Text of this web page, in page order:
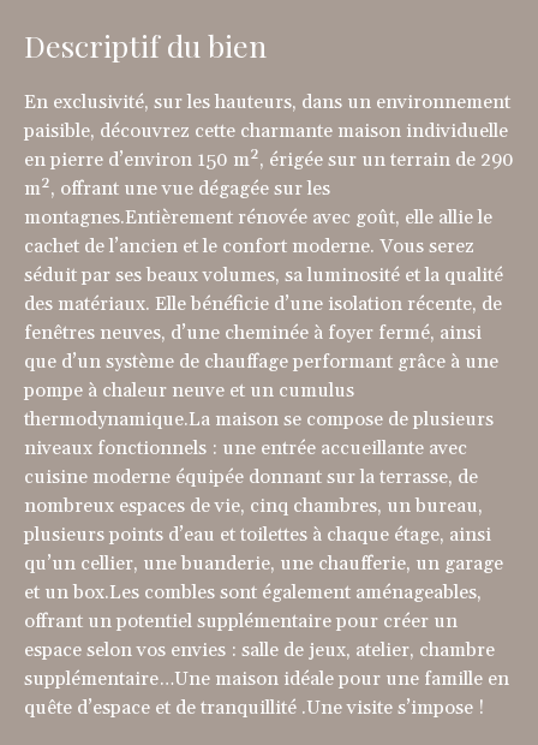
Descriptif du bien
En exclusivité, sur les hauteurs, dans un environnement
paisible, découvrez cette charmante maison individuelle
en pierre d’environ 150 m², érigée sur un terrain de 290
m², offrant une vue dégagée sur les
montagnes.Entièrement rénovée avec goût, elle allie le
cachet de l’ancien et le confort moderne. Vous serez
séduit par ses beaux volumes, sa luminosité et la qualité
des matériaux. Elle bénéficie d’une isolation récente, de
fenêtres neuves, d’une cheminée à foyer fermé, ainsi
que d’un système de chauffage performant grâce à une
pompe à chaleur neuve et un cumulus
thermodynamique.La maison se compose de plusieurs
niveaux fonctionnels : une entrée accueillante avec
cuisine moderne équipée donnant sur la terrasse, de
nombreux espaces de vie, cinq chambres, un bureau,
plusieurs points d’eau et toilettes à chaque étage, ainsi
qu’un cellier, une buanderie, une chaufferie, un garage
et un box.Les combles sont également aménageables,
offrant un potentiel supplémentaire pour créer un
espace selon vos envies : salle de jeux, atelier, chambre
supplémentaire…Une maison idéale pour une famille en
quête d’espace et de tranquillité .Une visite s’impose !